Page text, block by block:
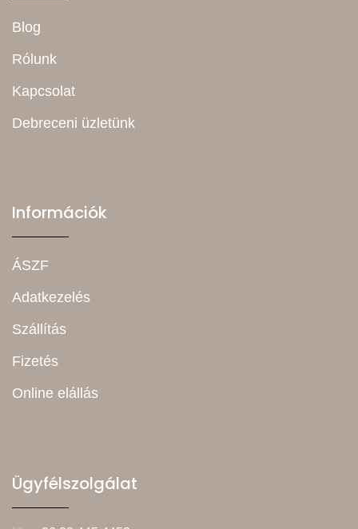
Blog
Rólunk
Kapcsolat
Debreceni üzletünk
Információk
ÁSZF
Adatkezelés
Szállítás
Fizetés
Online elállás
Ügyfélszolgálat